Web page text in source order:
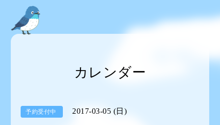
カレンダー
予約受付中 2017-03-05 (日)